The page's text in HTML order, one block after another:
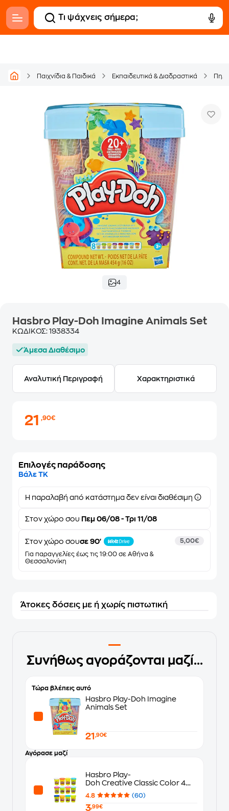
Παιχνίδια & Παιδικά Εκπαιδευτικά & Διαδραστικά
4
Hasbro Play-Doh Imagine Animals Set
ΚΩΔΙΚΟΣ: 1938334
Άμεσα Διαθέσιμο
Αναλυτική Περιγραφή Χαρακτηριστικά
21,90€
Επιλογές παράδοσης
Βάλε ΤΚ
Η παραλαβή από κατάστημα δεν είναι διαθέσιμη
Στον χώρο σου Πεμ 06/08 - Τρι 11/08
Στον χώρο σουσε 90'
Για παραγγελίες έως τις 19:00 σε Αθήνα &
Θεσσαλονίκη
5,00€
Άτοκες δόσεις με ή χωρίς πιστωτική
Συνήθως αγοράζονται μαζί...
Τώρα βλέπεις αυτό
Hasbro Play-Doh Imagine
Animals Set
21 ,90€
Αγόρασε μαζί
Hasbro Play-
Doh Creative Classic Color 4
Σχέδια - Τυχαία Επιλογή
4.8 (60)
3,99€